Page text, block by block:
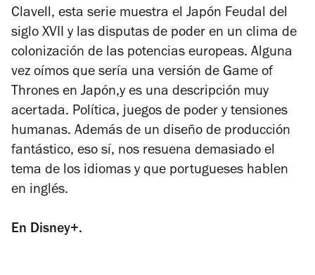
Clavell, esta serie muestra el Japón Feudal del
siglo XVII y las disputas de poder en un clima de
colonización de las potencias europeas. Alguna
vez oímos que sería una versión de Game of
Thrones en Japón,y es una descripción muy
acertada. Política, juegos de poder y tensiones
humanas. Además de un diseño de producción
fantástico, eso sí, nos resuena demasiado el
tema de los idiomas y que portugueses hablen
en inglés.
En Disney+.